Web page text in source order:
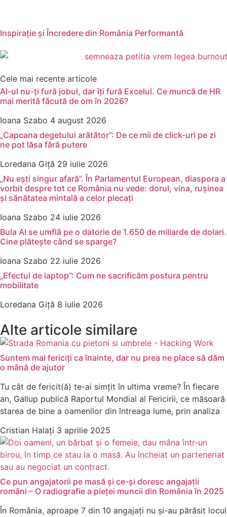
Inspirație și Încredere din România Performantă
Cele mai recente articole
AI-ul nu-ți fură jobul, dar îți fură Excelul. Ce muncă de HR
mai merită făcută de om în 2026?
Ioana Szabo 4 august 2026
„Capcana degetului arătător”: De ce mii de click-uri pe zi
ne pot lăsa fără putere
Loredana Giță 29 iulie 2026
„Nu ești singur afară”. În Parlamentul European, diaspora a
vorbit despre tot ce România nu vede: dorul, vina, rușinea
și sănătatea mintală a celor plecați
Ioana Szabo 24 iulie 2026
Bula AI se umflă pe o datorie de 1.650 de miliarde de dolari.
Cine plătește când se sparge?
Ioana Szabo 22 iulie 2026
„Efectul de laptop”: Cum ne sacrificăm postura pentru
mobilitate
Loredana Giță 8 iulie 2026
Alte articole similare
Suntem mai fericiți ca înainte, dar nu prea ne place să dăm
o mână de ajutor
Tu cât de fericit(ă) te-ai simțit în ultima vreme? În fiecare
an, Gallup publică Raportul Mondial al Fericirii, ce măsoară
starea de bine a oamenilor din întreaga lume, prin analiza
Cristian Halați 3 aprilie 2025
Ce pun angajatorii pe masă și ce-și doresc angajații
români – O radiografie a pieței muncii din România în 2025
În România, aproape 7 din 10 angajați nu și-au părăsit locul